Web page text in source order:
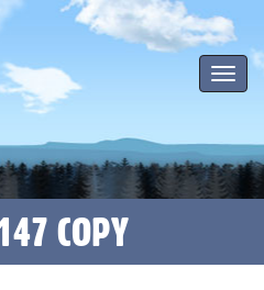
Toggle
COPY